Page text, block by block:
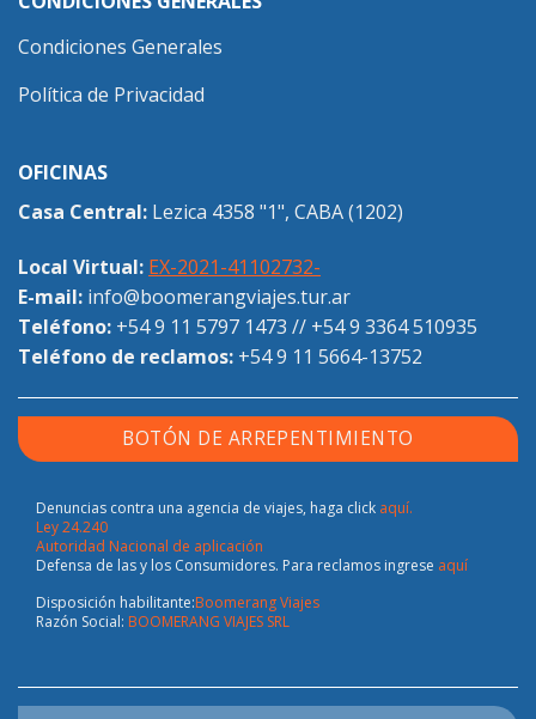
Condiciones Generales
Política de Privacidad
OFICINAS
Casa Central: Lezica 4358 "1", CABA (1202)
Local Virtual: EX-2021-41102732-
E-mail: info@boomerangviajes.tur.ar
Teléfono: +54 9 11 5797 1473 // +54 9 3364 510935
Teléfono de reclamos: +54 9 11 5664-13752
BOTÓN DE ARREPENTIMIENTO
Denuncias contra una agencia de viajes, haga click aquí.
Ley 24.240
Autoridad Nacional de aplicación
Defensa de las y los Consumidores. Para reclamos ingrese aquí
Disposición habilitante:Boomerang Viajes
Razón Social: BOOMERANG VIAJES SRL